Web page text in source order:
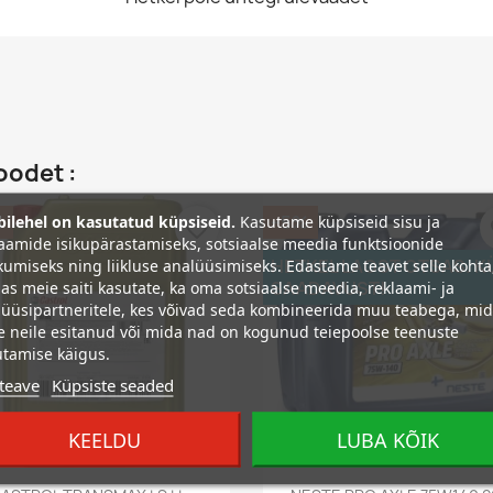
:
favorite_border
−5%
HETKEL LAOST OTSAS.
SAADAVUST!
on kasutatud küpsiseid. Kasutame küpsiseid sisu ja
isikupärastamiseks, sotsiaalse meedia funktsioonide
ning liikluse analüüsimiseks. Edastame teavet selle
meie saiti kasutate, ka oma sotsiaalse meedia, reklaami- ja
kes võivad seda kombineerida muu teabega,
neile esitanud või mida nad on kogunud teiepoolse teenuste
käigus.
Küpsiste seaded
KEELDU LUBA KÕIK